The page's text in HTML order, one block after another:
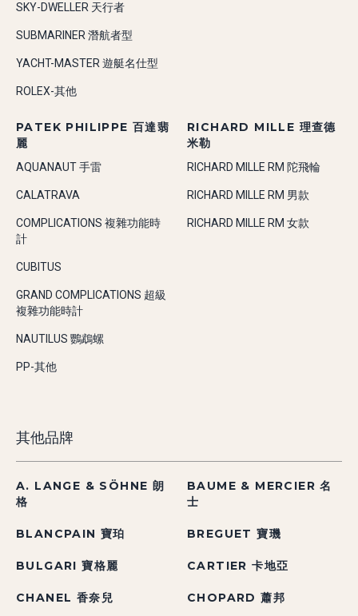
SKY-DWELLER 天行者
SUBMARINER 潛航者型
YACHT-MASTER 遊艇名仕型
ROLEX-其他
PATEK PHILIPPE 百達翡
麗
AQUANAUT 手雷
CALATRAVA
COMPLICATIONS 複雜功能時
計
CUBITUS
GRAND COMPLICATIONS 超級
複雜功能時計
NAUTILUS 鸚鵡螺
PP-其他
RICHARD MILLE 理查德
米勒
RICHARD MILLE RM 陀飛輪
RICHARD MILLE RM 男款
RICHARD MILLE RM 女款
其他品牌
A. LANGE & SÖHNE 朗
格
BAUME & MERCIER 名
士
BLANCPAIN 寶珀 BREGUET 寶璣
BULGARI 寶格麗 CARTIER 卡地亞
CHANEL 香奈兒 CHOPARD 蕭邦